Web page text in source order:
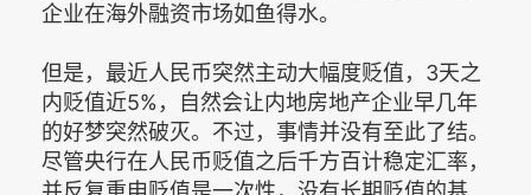
企业在海外融资市场如鱼得水。
但是，最近人民币突然主动大幅度贬值，3天之
内贬值近5%，自然会让内地房地产企业早几年
的好梦突然破灭。不过，事情并没有至此了结。
尽管央行在人民币贬值之后千方百计稳定汇率，